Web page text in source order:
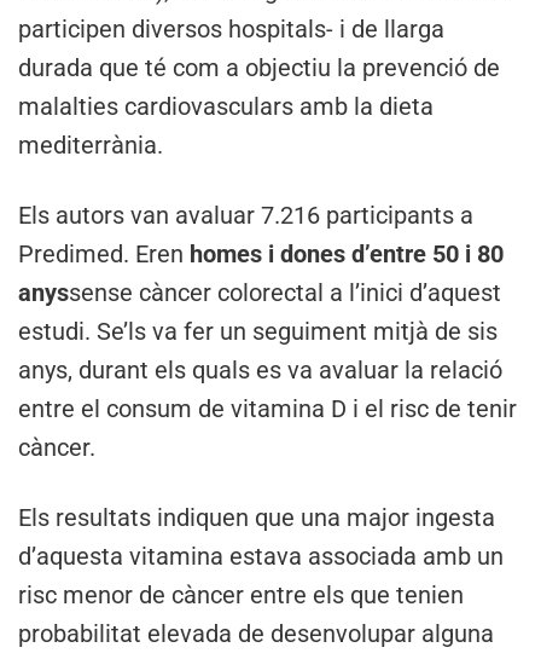
participen diversos hospitals- i de llarga
durada que té com a objectiu la prevenció de
malalties cardiovasculars amb la dieta
mediterrània.
Els autors van avaluar 7.216 participants a
Predimed. Eren homes i dones d’entre 50 i 80
anyssense càncer colorectal a l’inici d’aquest
estudi. Se’ls va fer un seguiment mitjà de sis
anys, durant els quals es va avaluar la relació
entre el consum de vitamina D i el risc de tenir
càncer.
Els resultats indiquen que una major ingesta
d’aquesta vitamina estava associada amb un
risc menor de càncer entre els que tenien
probabilitat elevada de desenvolupar alguna